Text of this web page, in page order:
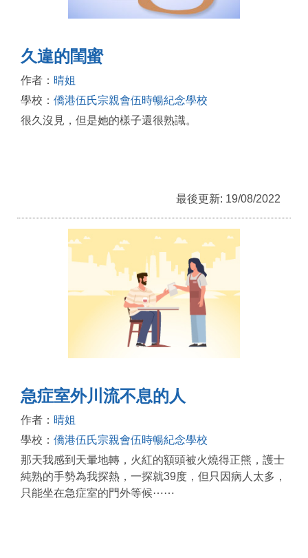
久違的閨蜜
作者： 晴姐
學校： 僑港伍氏宗親會伍時暢紀念學校
很久沒見，但是她的樣子還很熟識。
最後更新: 19/08/2022
急症室外川流不息的人
作者： 晴姐
學校： 僑港伍氏宗親會伍時暢紀念學校
那天我感到天暈地轉，火紅的額頭被火燒得正熊，護士
純熟的手勢為我探熱，一探就39度，但只因病人太多，
只能坐在急症室的門外等候⋯⋯